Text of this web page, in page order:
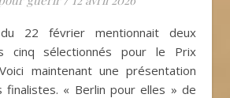
cinq sélectionnés pour le Prix
maintenant une présentation
« Berlin pour elles » de